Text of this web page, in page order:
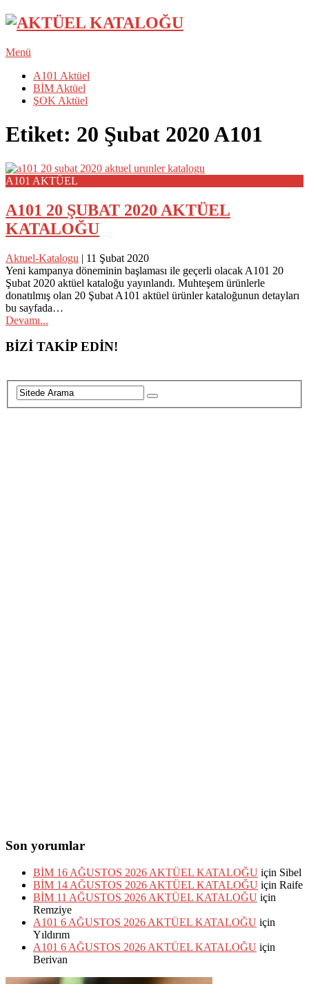
Menü
A101 Aktüel
BİM Aktüel
ŞOK Aktüel
Etiket: 20 Şubat 2020 A101
A101 AKTÜEL
A101 20 ŞUBAT 2020 AKTÜEL
KATALOĞU
Aktuel-Katalogu | 11 Şubat 2020
Yeni kampanya döneminin başlaması ile geçerli olacak A101 20
Şubat 2020 aktüel kataloğu yayınlandı. Muhteşem ürünlerle
donatılmış olan 20 Şubat A101 aktüel ürünler kataloğunun detayları
bu sayfada…
Devamı...
Posts
navigation
BİZİ TAKİP EDİN!
Son yorumlar
BİM 16 AĞUSTOS 2026 AKTÜEL KATALOĞU için Sibel
BİM 14 AĞUSTOS 2026 AKTÜEL KATALOĞU için Raife
BİM 11 AĞUSTOS 2026 AKTÜEL KATALOĞU için
Remziye
A101 6 AĞUSTOS 2026 AKTÜEL KATALOĞU için
Yıldırım
A101 6 AĞUSTOS 2026 AKTÜEL KATALOĞU için
Berivan